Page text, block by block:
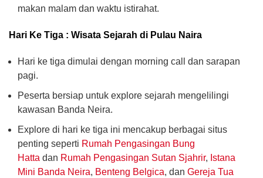
makan malam dan waktu istirahat.
Hari Ke Tiga : Wisata Sejarah di Pulau Naira
Hari ke tiga dimulai dengan morning call dan sarapan
pagi.
Peserta bersiap untuk explore sejarah mengelilingi
kawasan Banda Neira.
Explore di hari ke tiga ini mencakup berbagai situs
penting seperti Rumah Pengasingan Bung
Hatta dan Rumah Pengasingan Sutan Sjahrir, Istana
Mini Banda Neira, Benteng Belgica, dan Gereja Tua